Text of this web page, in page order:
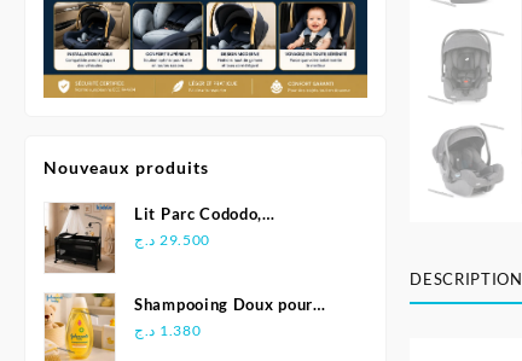
Nouveaux produits
Lit Parc Cododo,
Multifonction - Kidilo
29.500 د.ج
Shampooing Doux pour
Bébé 500 ml - Johnson's
1.380 د.ج
DESCRIPTION